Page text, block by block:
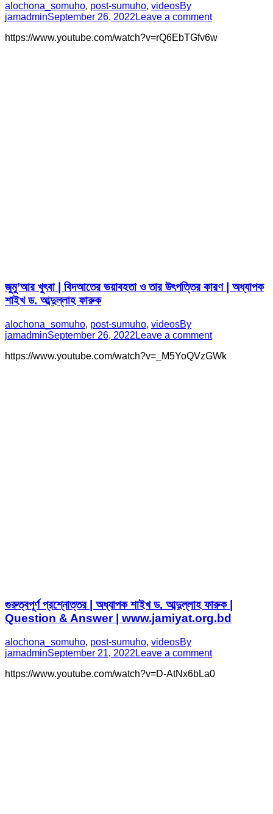
alochona_somuho, post-sumuho, videosBy
jamadminSeptember 26, 2022 Leave a comment
https://www.youtube.com/watch?v=rQ6EbTGfv6w
জুমু’আর খুৎবা | বিদআতের ভয়াবহতা ও তার উৎপত্তির কারণ | অধ্যাপক
শাইখ ড. আব্দুল্লাহ ফারুক
alochona_somuho, post-sumuho, videosBy
jamadminSeptember 26, 2022 Leave a comment
https://www.youtube.com/watch?v=_M5YoQVzGWk
গুরুত্বপূর্ণ প্রশ্নোত্তর | অধ্যাপক শাইখ ড. আব্দুল্লাহ ফারুক |
Question & Answer | www.jamiyat.org.bd
alochona_somuho, post-sumuho, videosBy
jamadminSeptember 21, 2022 Leave a comment
https://www.youtube.com/watch?v=D-AtNx6bLa0